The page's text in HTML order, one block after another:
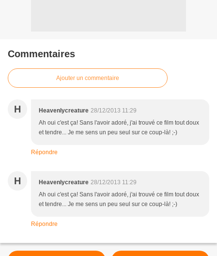
Commentaires
Ajouter un commentaire
H Heavenlycreature 28/12/2013 11:29
Ah oui c'est ça! Sans l'avoir adoré, j'ai trouvé ce film tout doux
et tendre... Je me sens un peu seul sur ce coup-là! ;-)
Répondre
H Heavenlycreature 28/12/2013 11:29
Ah oui c'est ça! Sans l'avoir adoré, j'ai trouvé ce film tout doux
et tendre... Je me sens un peu seul sur ce coup-là! ;-)
Répondre